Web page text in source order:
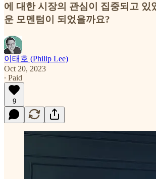
에 대한 시장의 관심이 집중되고 있
운 모멘텀이 되었을까요?
이태호 (Philip Lee)
Oct 20, 2023
∙ Paid
9